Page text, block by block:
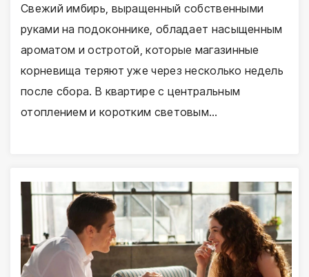
Свежий имбирь, выращенный собственными
руками на подоконнике, обладает насыщенным
ароматом и остротой, которые магазинные
корневища теряют уже через несколько недель
после сбора. В квартире с центральным
отоплением и коротким световым…